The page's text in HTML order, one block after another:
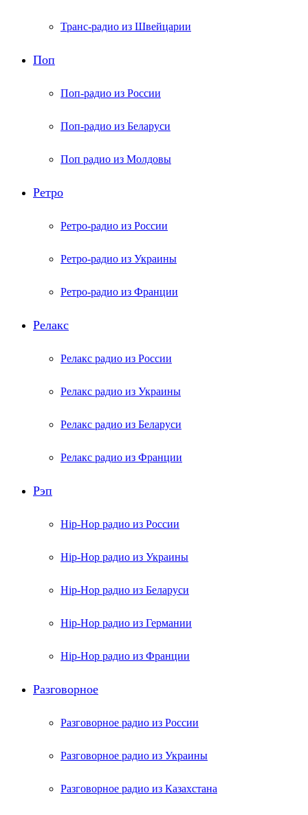
Транс-радио из Швейцарии
Поп
Поп-радио из России
Поп-радио из Беларуси
Поп радио из Молдовы
Ретро
Ретро-радио из России
Ретро-радио из Украины
Ретро-радио из Франции
Релакс
Релакс радио из России
Релакс радио из Украины
Релакс радио из Беларуси
Релакс радио из Франции
Рэп
Hip-Hop радио из России
Hip-Hop радио из Украины
Hip-Hop радио из Беларуси
Hip-Hop радио из Германии
Hip-Hop радио из Франции
Разговорное
Разговорное радио из России
Разговорное радио из Украины
Разговорное радио из Казахстана